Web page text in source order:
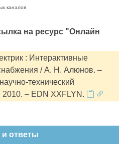
каналов
на ресурс "Онлайн
: Интерактивные
/ А. Н. Алюнов. –
технический
– EDN XXFLYN.
ответы